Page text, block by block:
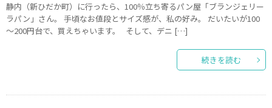
静内（新ひだか町）に行ったら、100％立ち寄るパン屋「ブランジェリー
ラパン」さん。 手頃なお値段とサイズ感が、私の好み。 だいたいが100
～200円台で、買えちゃいます。 そして、デニ […]
続きを読む